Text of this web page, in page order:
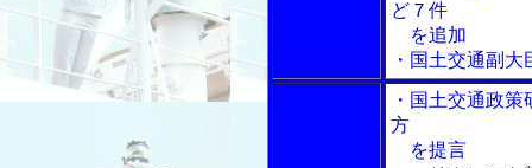
ど７件
を追加
・国土交通副
・国土交通政
方
を提言